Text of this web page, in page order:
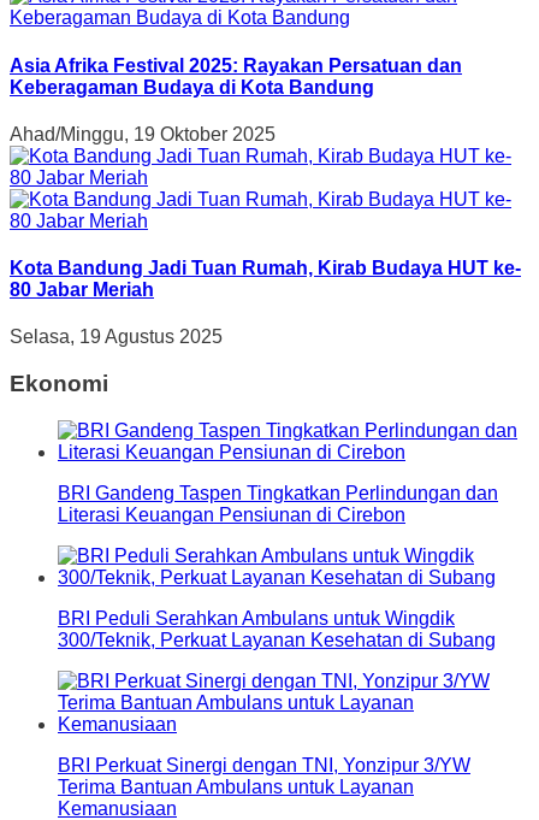
Asia Afrika Festival 2025: Rayakan Persatuan dan
Keberagaman Budaya di Kota Bandung
Ahad/Minggu, 19 Oktober 2025
Kota Bandung Jadi Tuan Rumah, Kirab Budaya HUT ke-
80 Jabar Meriah
Selasa, 19 Agustus 2025
Ekonomi
BRI Gandeng Taspen Tingkatkan Perlindungan dan
Literasi Keuangan Pensiunan di Cirebon
BRI Peduli Serahkan Ambulans untuk Wingdik
300/Teknik, Perkuat Layanan Kesehatan di Subang
BRI Perkuat Sinergi dengan TNI, Yonzipur 3/YW
Terima Bantuan Ambulans untuk Layanan
Kemanusiaan